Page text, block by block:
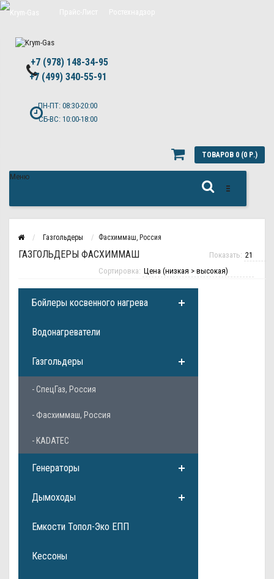
Политика конфиденциальности
+7 (978) 148-34-95
+7 (499) 340-55-91 ​
ПН-ПТ: 08:30-20:00
СБ-ВС: 10:00-18:00
ТОВАРОВ 0 (0 Р.)
Меню
Газгольдеры Фасхиммаш, Россия
ГАЗГОЛЬДЕРЫ ФАСХИММАШ
Показать:
Сортировка:
Бойлеры косвенного нагрева
Водонагреватели
Газгольдеры
- СпецГаз, Россия
- Фасхиммаш, Россия
- KADATEC
Генераторы
Дымоходы
Емкости Топол-Эко ЕПП
Кессоны